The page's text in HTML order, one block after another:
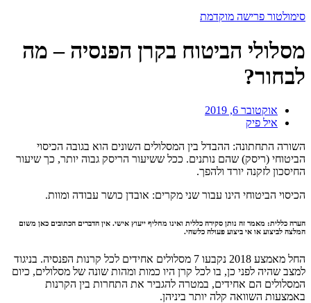
סימולטור פרישה מוקדמת
מסלולי הביטוח בקרן הפנסיה – מה
לבחור?
אוקטובר 6, 2019
איל פיק
השורה התחתונה: ההבדל בין המסלולים השונים הוא בגובה הכיסוי
הביטוחי (ריסק) שהם נותנים. ככל ששיעור הריסק גבוה יותר, כך שיעור
החיסכון לזקנה יורד ולהפך.
הכיסוי הביטוחי הינו עבור שני מקרים: אובדן כושר עבודה ומוות.
הערה כללית: מאמר זה נותן סקירה כללית ואינו מחליף ייעוץ אישי. אין הדברים הכתובים כאן משום
המלצה לביצוע או אי ביצוע פעולה כלשהי.
החל מאמצע 2018 נקבעו 7 מסלולים אחידים לכל קרנות הפנסיה. בניגוד
למצב שהיה לפני כן, בו לכל קרן היו כמות ומהות שונה של מסלולים, כיום
המסלולים הם אחידים, במטרה להגביר את התחרות בין הקרנות
באמצעות השוואה קלה יותר ביניהן.